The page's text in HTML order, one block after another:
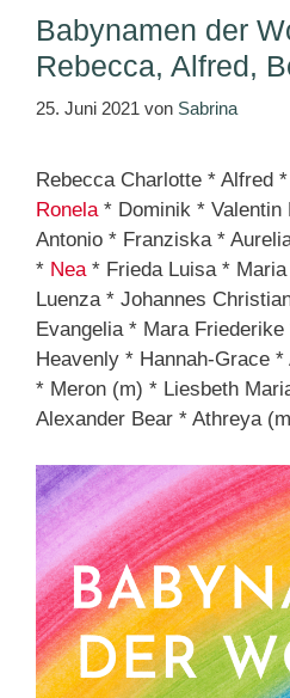
Babynamen der
Rebecca, Alfred,
25. Juni 2021 von Sabrina
Rebecca Charlotte * Alfred *
Ronela* Dominik * Valentin
Antonio * Franziska *
* Nea* Frieda Luisa *
Luenza * Johannes
Evangelia * Mara
Heavenly * Hannah-Grace *
* Meron (m) * Liesbeth
Alexander Bear * Athreya